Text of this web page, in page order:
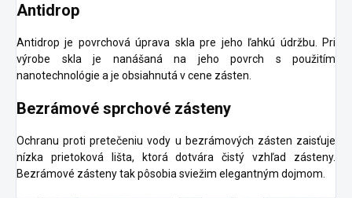
Antidrop
Antidrop je povrchová úprava skla pre jeho ľahkú údržbu. Pri
výrobe skla je nanášaná na jeho povrch s použitím
nanotechnológie a je obsiahnutá v cene zásten.
Bezrámové sprchové zásteny
Ochranu proti pretečeniu vody u bezrámových zásten zaisťuje
nízka prietoková lišta, ktorá dotvára čistý vzhľad zásteny.
Bezrámové zásteny tak pôsobia sviežim elegantným dojmom.